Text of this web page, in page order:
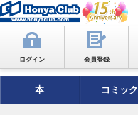
ログイン 会員登録
本 コミック